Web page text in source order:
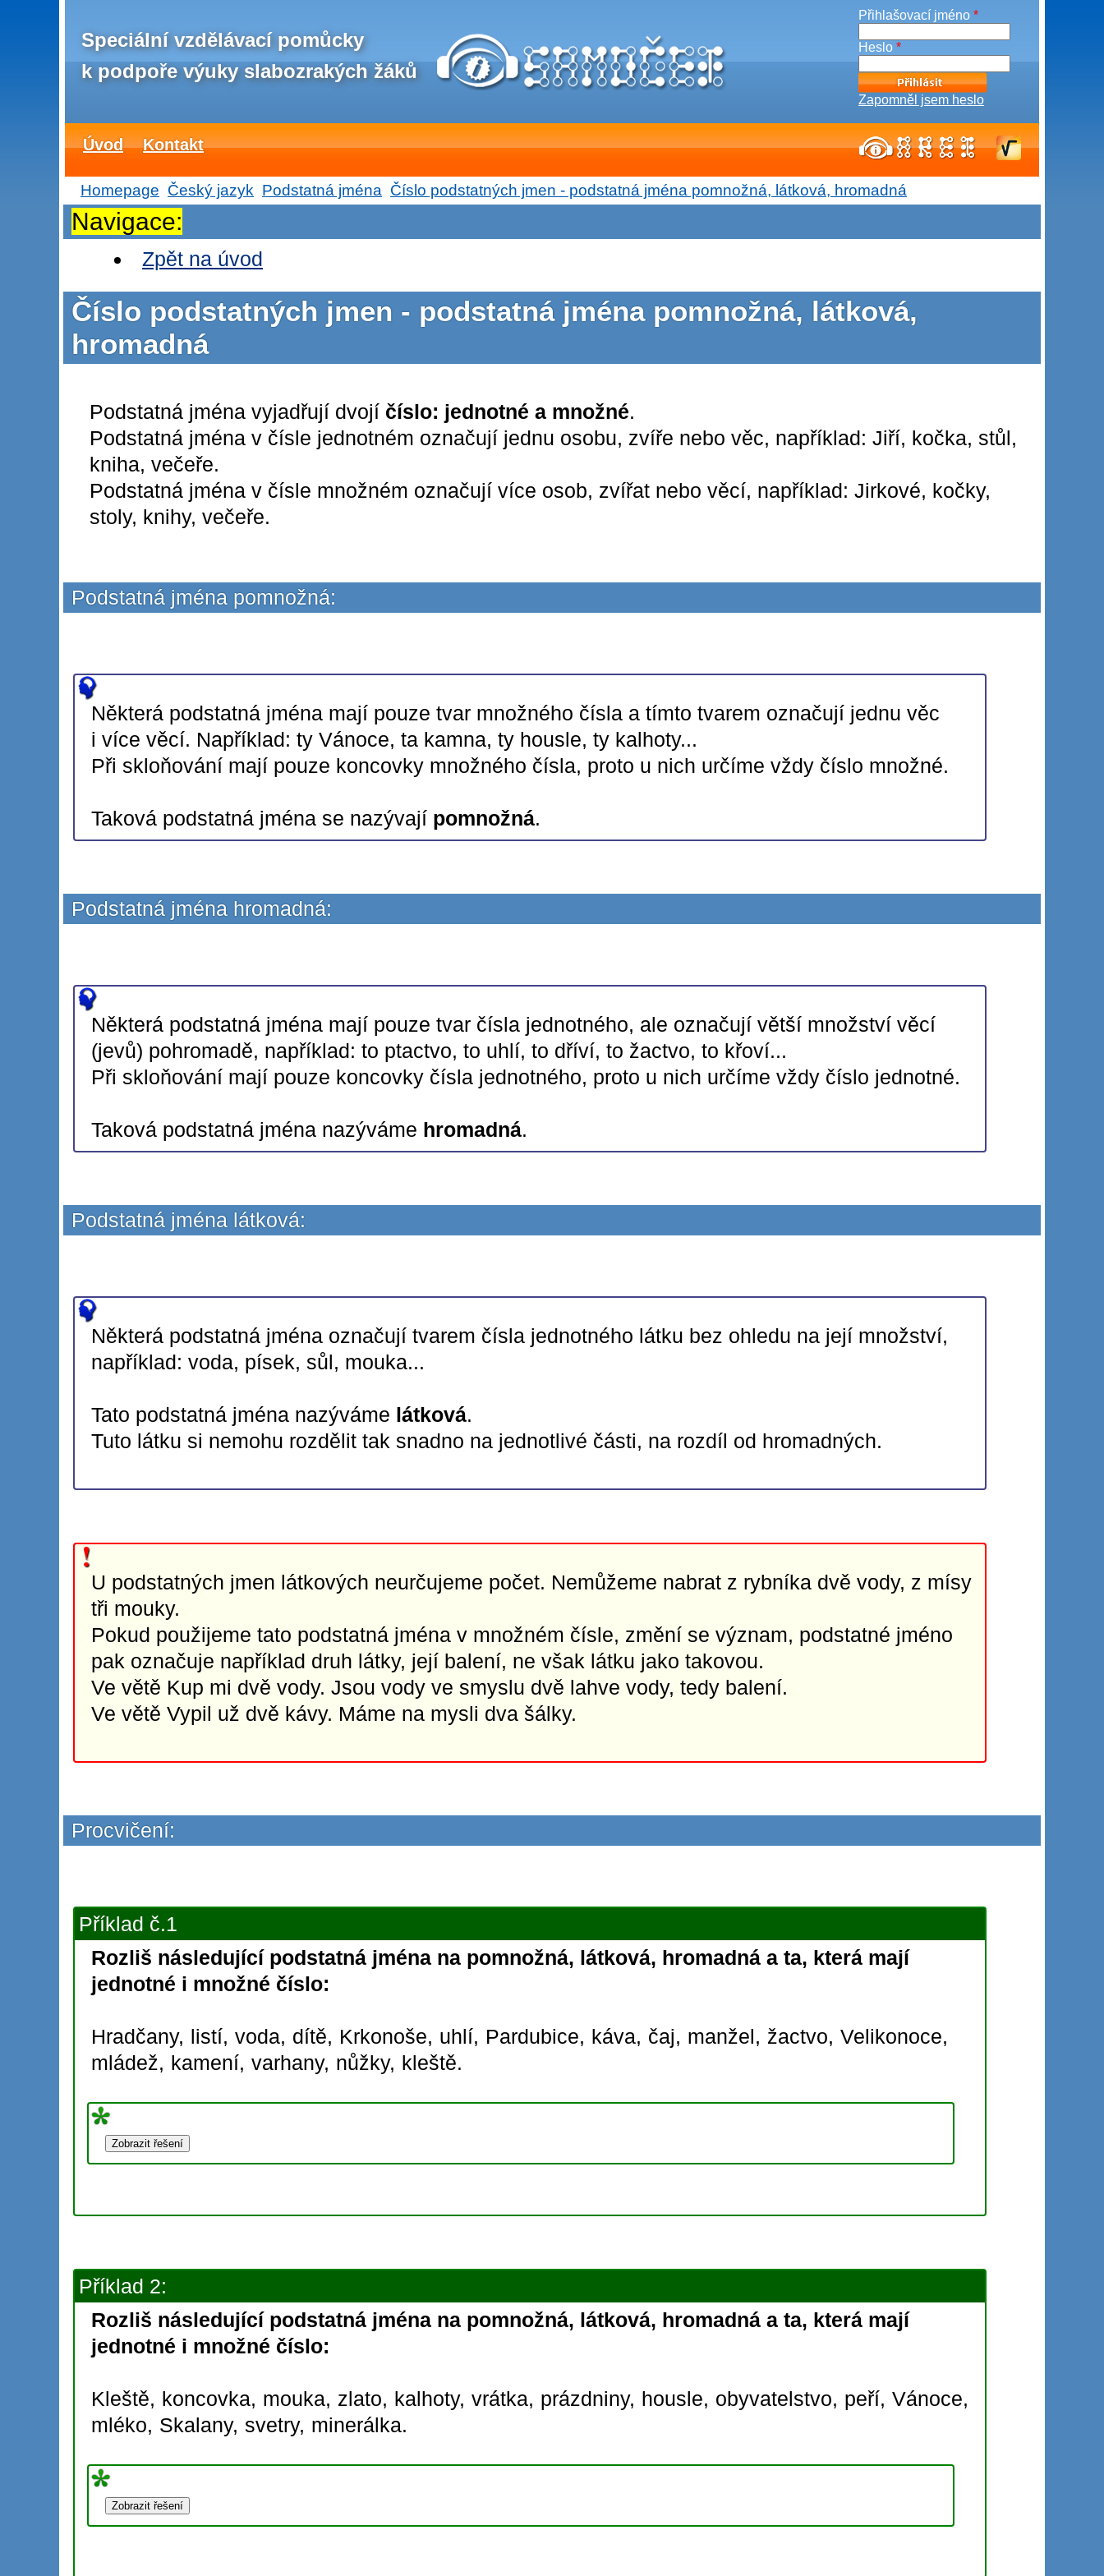
Speciální vzdělávací pomůcky
k podpoře výuky slabozrakých žáků
Přihlašovací jméno *
Heslo *
Zapomněl jsem heslo
Úvod Kontakt
Homepage Český jazyk Podstatná jména Číslo podstatných jmen - podstatná jména pomnožná, látková, hromadná
Navigace:
Zpět na úvod
Číslo podstatných jmen - podstatná jména pomnožná, látková,
hromadná
Podstatná jména vyjadřují dvojí číslo: jednotné a množné.
Podstatná jména v čísle jednotném označují jednu osobu, zvíře nebo věc, například: Jiří, kočka, stůl,
kniha, večeře.
Podstatná jména v čísle množném označují více osob, zvířat nebo věcí, například: Jirkové, kočky,
stoly, knihy, večeře.
Podstatná jména pomnožná:
Některá podstatná jména mají pouze tvar množného čísla a tímto tvarem označují jednu věc
i více věcí. Například: ty Vánoce, ta kamna, ty housle, ty kalhoty...
Při skloňování mají pouze koncovky množného čísla, proto u nich určíme vždy číslo množné.
Taková podstatná jména se nazývají pomnožná.
Podstatná jména hromadná:
Některá podstatná jména mají pouze tvar čísla jednotného, ale označují větší množství věcí
(jevů) pohromadě, například: to ptactvo, to uhlí, to dříví, to žactvo, to křoví...
Při skloňování mají pouze koncovky čísla jednotného, proto u nich určíme vždy číslo jednotné.
Taková podstatná jména nazýváme hromadná.
Podstatná jména látková:
Některá podstatná jména označují tvarem čísla jednotného látku bez ohledu na její množství,
například: voda, písek, sůl, mouka...
Tato podstatná jména nazýváme látková.
Tuto látku si nemohu rozdělit tak snadno na jednotlivé části, na rozdíl od hromadných.
U podstatných jmen látkových neurčujeme počet. Nemůžeme nabrat z rybníka dvě vody, z mísy
tři mouky.
Pokud použijeme tato podstatná jména v množném čísle, změní se význam, podstatné jméno
pak označuje například druh látky, její balení, ne však látku jako takovou.
Ve větě Kup mi dvě vody. Jsou vody ve smyslu dvě lahve vody, tedy balení.
Ve větě Vypil už dvě kávy. Máme na mysli dva šálky.
Procvičení:
Příklad č.1
Rozliš následující podstatná jména na pomnožná, látková, hromadná a ta, která mají
jednotné i množné číslo:
Hradčany, listí, voda, dítě, Krkonoše, uhlí, Pardubice, káva, čaj, manžel, žactvo, Velikonoce,
mládež, kamení, varhany, nůžky, kleště.
Příklad 2:
Rozliš následující podstatná jména na pomnožná, látková, hromadná a ta, která mají
jednotné i množné číslo:
Kleště, koncovka, mouka, zlato, kalhoty, vrátka, prázdniny, housle, obyvatelstvo, peří, Vánoce,
mléko, Skalany, svetry, minerálka.